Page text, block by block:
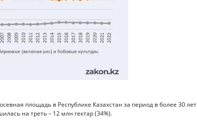
площадь в Республике Казахстан за период в более 30 лет
на треть – 12 млн гектар (34%).